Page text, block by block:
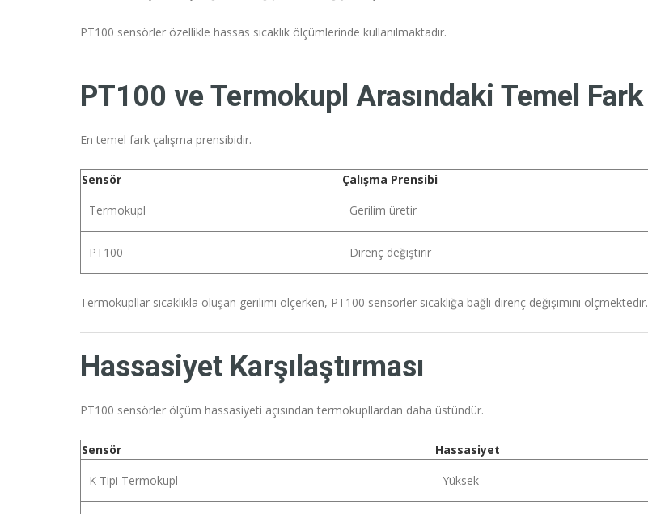
PT100 sensörler özellikle hassas sıcaklık ölçümlerinde kullanılmaktadır.
PT100 ve Termokupl Arasındaki Temel Fark
En temel fark çalışma prensibidir.
Sensör
Çalışma Prensibi
Termokupl
Gerilim üretir
PT100 Direnç değiştirir
Termokupllar sıcaklıkla oluşan gerilimi ölçerken, PT100 sensörler sıcaklığa bağlı direnç değişimini ölçmektedir.
Hassasiyet Karşılaştırması
PT100 sensörler ölçüm hassasiyeti açısından termokupllardan daha üstündür.
Sensör
Hassasiyet
K Tipi Termokupl
Yüksek